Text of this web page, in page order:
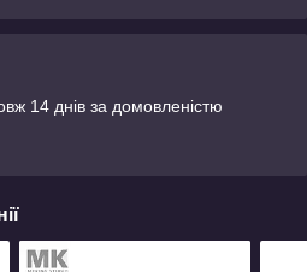
14 днів за домовленістю